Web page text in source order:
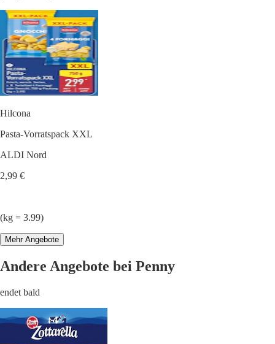
Hilcona
Pasta-Vorratspack XXL
ALDI Nord
2,99 €
(kg = 3.99)
Mehr Angebote
Andere Angebote bei Penny
endet bald